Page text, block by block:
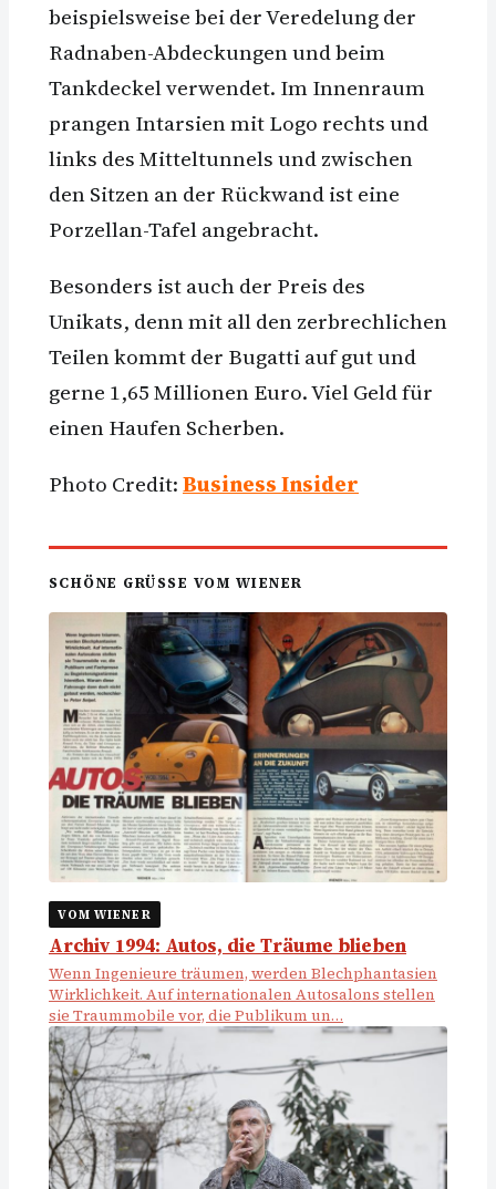
beispielsweise bei der Veredelung der
Radnaben-Abdeckungen und beim
Tankdeckel verwendet. Im Innenraum
prangen Intarsien mit Logo rechts und
links des Mitteltunnels und zwischen
den Sitzen an der Rückwand ist eine
Porzellan-Tafel angebracht.
Besonders ist auch der Preis des
Unikats, denn mit all den zerbrechlichen
Teilen kommt der Bugatti auf gut und
gerne 1,65 Millionen Euro. Viel Geld für
einen Haufen Scherben.
Photo Credit:Business Insider
SCHÖNE GRÜSSE VOM WIENER
VOM WIENER
Archiv 1994: Autos, die Träume blieben
Wenn Ingenieure träumen, werden Blechphantasien
Wirklichkeit. Auf internationalen Autosalons stellen
sie Traummobile vor, die Publikum un…